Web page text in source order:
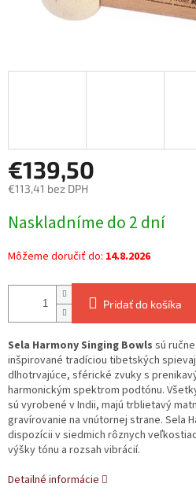
€139,50
€113,41 bez DPH
cena:
Naskladníme do 2 dní
Môžeme doručiť do: 14.8.2026
Pridať do košíka
Sela Harmony Singing Bowls sú
inšpirované tradíciou tibetských
dlhotrvajúce, sférické zvuky s
harmonickým spektrom podtónu.
sú vyrobené v Indii, majú trblietavý
gravírovanie na vnútornej strane. Sela
dispozícii v siedmich rôznych
výšky tónu a rozsah vibrácií.
Detailné informácie